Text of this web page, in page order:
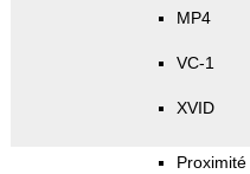
MP4
VC-1
XVID
Proximité